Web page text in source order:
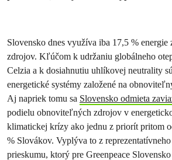
Slovensko dnes využíva iba 17,5 %
zdrojov. Kľúčom k udržaniu globálneho
Celzia a k dosiahnutiu uhlíkovej neutrality
energetické systémy založené na
Aj napriek tomu sa Slovensko odmieta
podielu obnoviteľných zdrojov v
klimatickej krízy ako jednu z priorít pritom
% Slovákov. Vyplýva to z
prieskumu, ktorý pre Greenpeace